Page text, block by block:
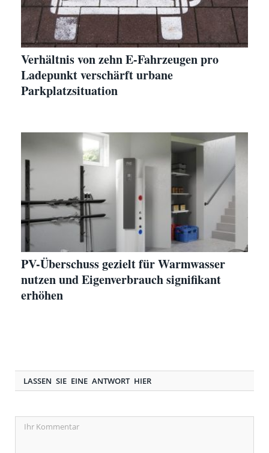
Verhältnis von zehn E-Fahrzeugen pro
Ladepunkt verschärft urbane
Parkplatzsituation
PV-Überschuss gezielt für Warmwasser
nutzen und Eigenverbrauch signifikant
erhöhen
LASSEN SIE EINE ANTWORT HIER